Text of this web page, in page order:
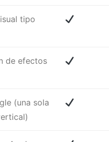
tipo
de efectos
(una sola